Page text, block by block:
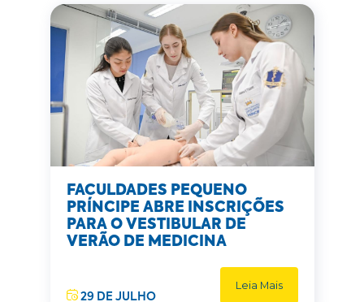
FACULDADES PEQUENO
PRÍNCIPE ABRE INSCRIÇÕES
PARA O VESTIBULAR DE
VERÃO DE MEDICINA
29 DE JULHO
Leia Mais